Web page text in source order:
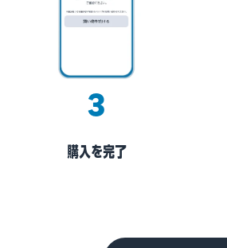
3
購入を完了